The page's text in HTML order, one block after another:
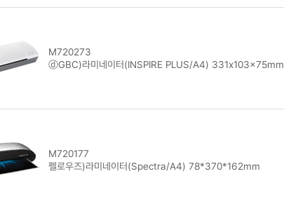
M720273
ⓓGBC)라미네이터(INSPIRE PLUS/A4) 331x103x75mm
M720177
펠로우즈)라미네이터(Spectra/A4) 78*370*162mm